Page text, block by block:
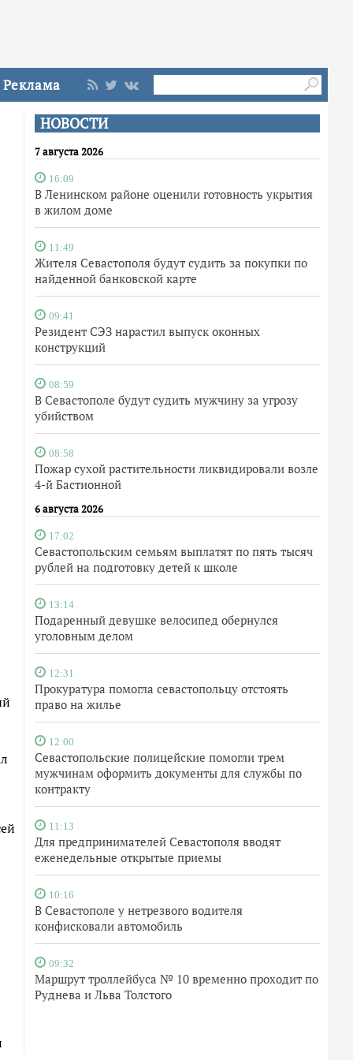
Реклама
НОВОСТИ
7 августа 2026
16:09
В Ленинском районе оценили готовность укрытия
в жилом доме
11:49
Жителя Севастополя будут судить за покупки по
найденной банковской карте
09:41
Резидент СЭЗ нарастил выпуск оконных
конструкций
08:59
В Севастополе будут судить мужчину за угрозу
убийством
08:58
Пожар сухой растительности ликвидировали возле
4-й Бастионной
6 августа 2026
17:02
Севастопольским семьям выплатят по пять тысяч
рублей на подготовку детей к школе
13:14
Подаренный девушке велосипед обернулся
уголовным делом
12:31
Прокуратура помогла севастопольцу отстоять
право на жилье
12:00
Севастопольские полицейские помогли трем
мужчинам оформить документы для службы по
контракту
11:13
Для предпринимателей Севастополя вводят
еженедельные открытые приемы
10:16
В Севастополе у нетрезвого водителя
конфисковали автомобиль
09:32
Маршрут троллейбуса № 10 временно проходит по
Руднева и Льва Толстого